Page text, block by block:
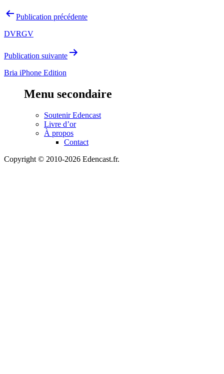
Navigation
l’article
Publication précédente
DVRGV
Publication suivante
Bria iPhone Edition
Menu secondaire
Soutenir Edencast
Livre d’or
À propos
Contact
Copyright © 2010-2026 Edencast.fr.